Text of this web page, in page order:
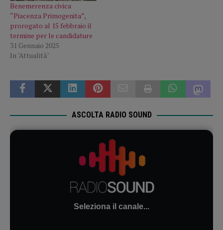
Benemerenza civica
“Piacenza Primogenita”,
prorogato al 15 febbraio il
termine per le candidature
31 Gennaio 2025
In "Attualità"
ASCOLTA RADIO SOUND
Seleziona il canale...